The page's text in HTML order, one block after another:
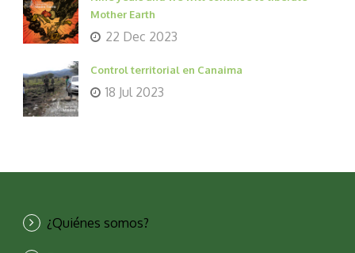
Mother Earth
22 Dec 2023
Control territorial en Canaima
18 Jul 2023
¿Quiénes somos?